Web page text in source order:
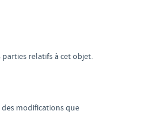
relatifs à cet objet.
modifications que